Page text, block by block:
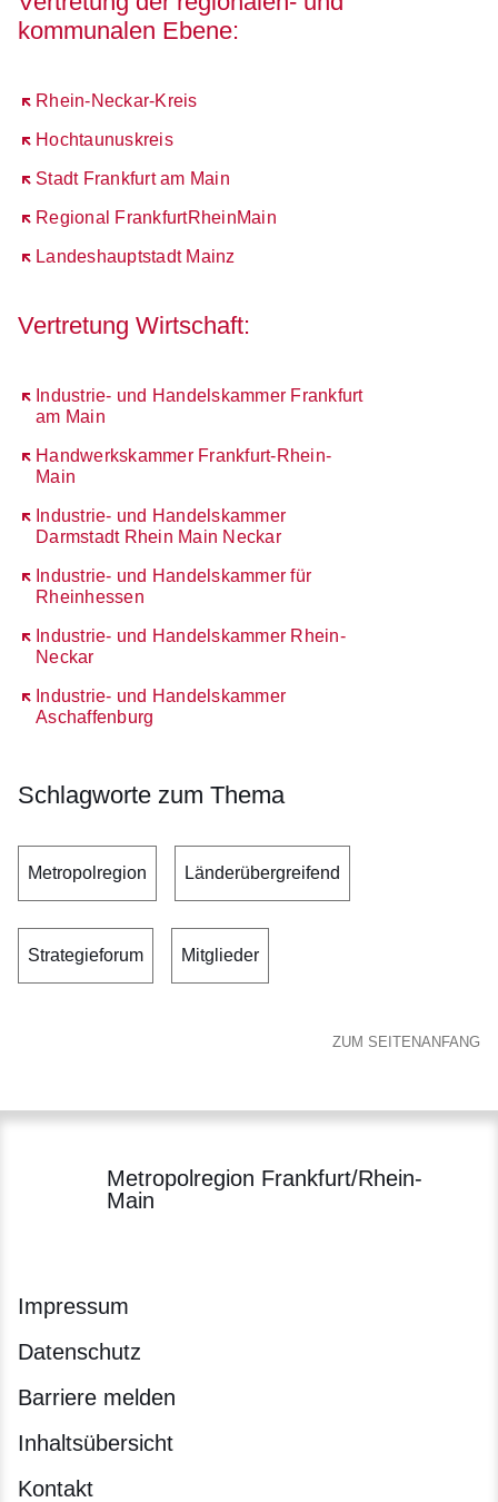
kommunalen Ebene:
Rhein-Neckar-Kreis
Öffnet sich in einem neuen Fenster
Hochtaunuskreis
Öffnet sich in einem neuen Fenster
Stadt Frankfurt am Main
Öffnet sich in einem neuen Fenster
Regional FrankfurtRheinMain
Öffnet sich in einem neuen Fenster
Landeshauptstadt Mainz
Öffnet sich in einem neuen Fenster
Vertretung Wirtschaft:
Industrie- und Handelskammer Frankfurt
am Main
Öffnet sich in einem neuen Fenster
Handwerkskammer Frankfurt-Rhein-
Main
Öffnet sich in einem neuen Fenster
Industrie- und Handelskammer
Darmstadt Rhein Main Neckar
Öffnet sich in einem neuen Fenster
Industrie- und Handelskammer für
Rheinhessen
Öffnet sich in einem neuen Fenster
Industrie- und Handelskammer Rhein-
Neckar
Öffnet sich in einem neuen Fenster
Industrie- und Handelskammer
Aschaffenburg
Öffnet sich in einem neuen Fenster
Schlagworte zum Thema
Metropolregion Länderübergreifend
Strategieforum Mitglieder
ZUM SEITENANFANG
Metropolregion Frankfurt/Rhein-
Main
Impressum
Datenschutz
Barriere melden
Inhaltsübersicht
Kontakt